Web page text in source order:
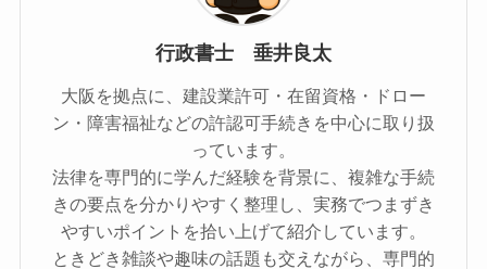
行政書士 垂井良太
大阪を拠点に、建設業許可・在留資格・ドロー
ン・障害福祉などの許認可手続きを中心に取り扱
っています。
法律を専門的に学んだ経験を背景に、複雑な手続
きの要点を分かりやすく整理し、実務でつまずき
やすいポイントを拾い上げて紹介しています。
ときどき雑談や趣味の話題も交えながら、専門的